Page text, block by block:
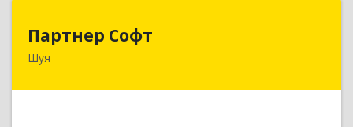
Партнер Софт
Шуя155900, Ивановская обл, Шуйский р-н, Шуя г,